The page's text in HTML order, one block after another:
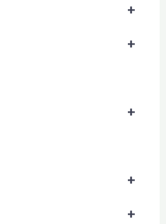
+
+
+
+
+